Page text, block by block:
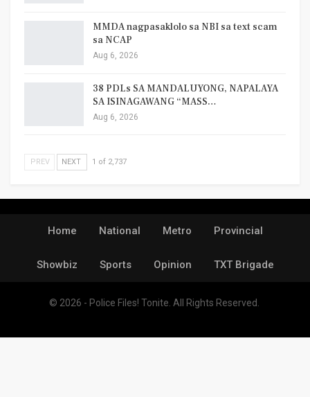
MMDA nagpasaklolo sa NBI sa text scam
sa NCAP
Aug 6, 2026
38 PDLs SA MANDALUYONG, NAPALAYA
SA ISINAGAWANG “MASS…
Aug 6, 2026
PREV NEXT 1 of 2,737
Home National Metro Provincial
Showbiz Sports Opinion TXT Brigade
© 2026 - Police Files! Tonite. All Rights Reserved.